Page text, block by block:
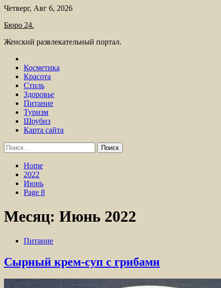
Skip
content
Четверг, Авг 6, 2026
Бюро 24.
Женский развлекательный портал.
Косметика
Красота
Стиль
Здоровье
Питание
Туризм
Шоубиз
Карта сайта
Найти:
Home
2022
Июнь
Page 8
Месяц: Июнь 2022
Питание
Сырный крем-суп с грибами